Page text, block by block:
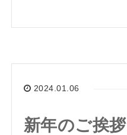
2024.01.06
新年のご挨拶